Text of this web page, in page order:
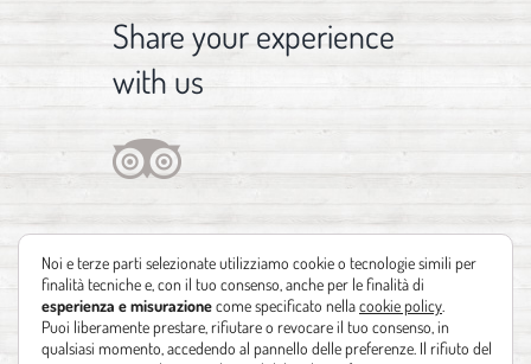
Share your experience
with us
Noi e terze parti selezionate utilizziamo cookie o tecnologie simili per
finalità tecniche e, con il tuo consenso, anche per le finalità di
esperienza e misurazionecome specificato nellacookie policy
Puoi liberamente prestare, rifiutare o revocare il tuo consenso, in
qualsiasi momento, accedendo al pannello delle preferenze. Il rifiuto del